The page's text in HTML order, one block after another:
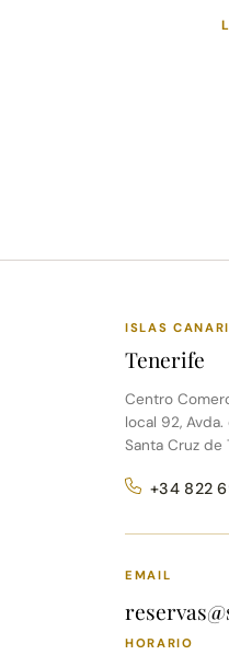
ISLAS
Tenerife
Centro
local 92,
Santa Cruz de
+34 822
EMAIL
HORARIO